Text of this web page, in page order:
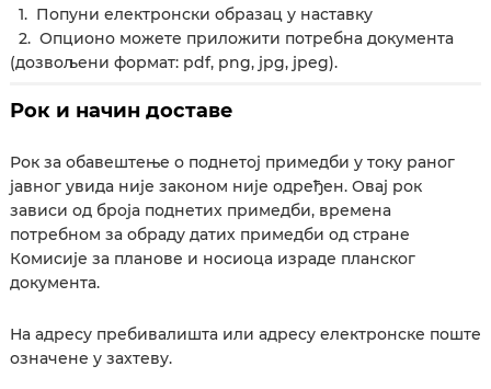
1. Попуни електронски образац у наставку
2. Опционо можете приложити потребна документа
(дозвољени формат: pdf, png, jpg, jpeg).
Рок и начин доставе
Рок за обавештење о поднетој примедби у току раног
јавног увида није законом није одређен. Овај рок
зависи од броја поднетих примедби, времена
потребном за обраду датих примедби од стране
Комисије за планове и носиоца израде планског
документа.
На адресу пребивалишта или адресу електронске поште
означене у захтеву.